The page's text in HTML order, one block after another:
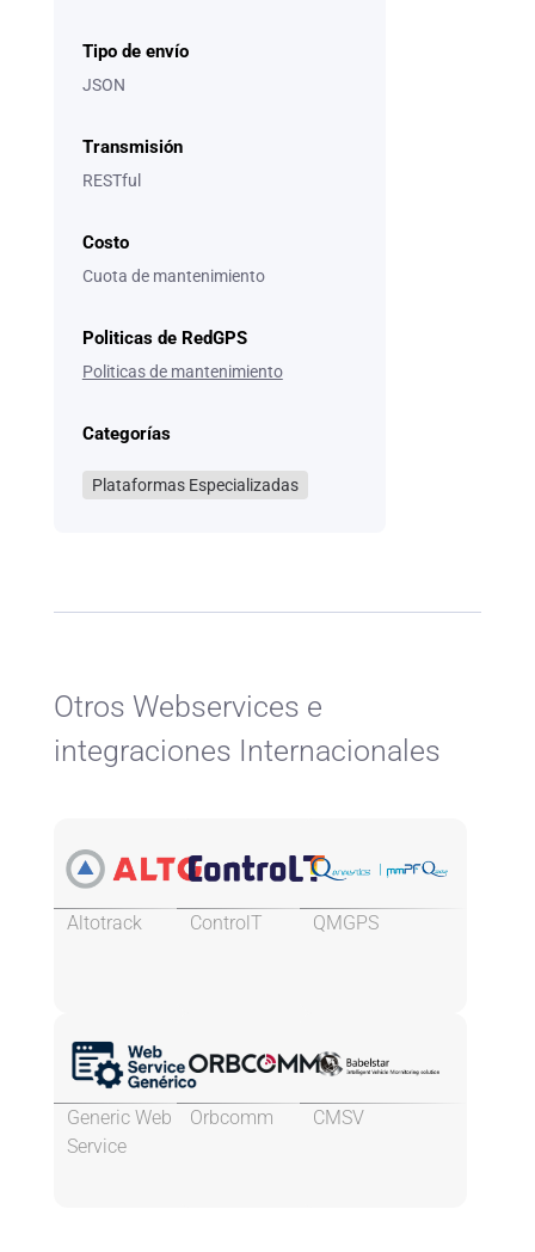
Tipo de envío
JSON
Transmisión
RESTful
Costo
Cuota de mantenimiento
Politicas de RedGPS
Politicas de mantenimiento
Categorías
Plataformas Especializadas
Otros Webservices e
integraciones Internacionales
Altotrack ControlT QMGPS
Generic Web
Service
Orbcomm CMSV